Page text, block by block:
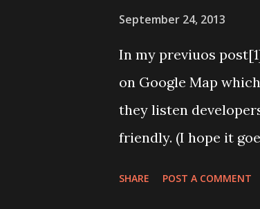
some different
exact solution but it
BroadcastReceiver
September 24, 2013
In my previuos
on Google Map
they listen
friendly. (I hope it
SHARE POST A COMMENT